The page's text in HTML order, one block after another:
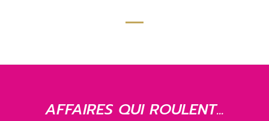
AFFAIRES QUI ROULENT...